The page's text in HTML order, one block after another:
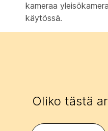
kameraa
käytössä.
Oliko tästä